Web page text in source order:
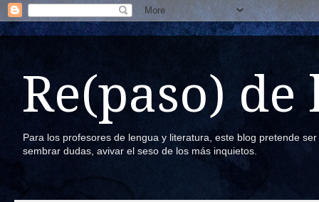
Re(paso) de
Para los profesores de lengua y literatura, este blog pretende
sembrar dudas, avivar el seso de los más inquietos.